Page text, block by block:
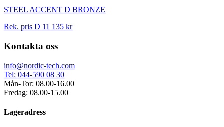
STEEL ACCENT D BRONZE
Rek. pris D 11 135 kr
Kontakta oss
info@nordic-tech.com
Tel: 044-590 08 30
Mån-Tor: 08.00-16.00
Fredag: 08.00-15.00
Lageradress